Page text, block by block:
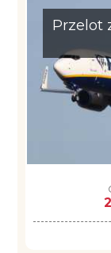
Przelot